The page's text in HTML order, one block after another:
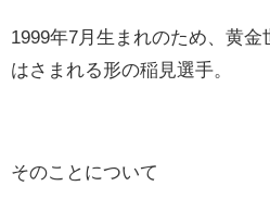
1999年7月生まれのため、黄
はさまれる形の稲見選手。
そのことについて